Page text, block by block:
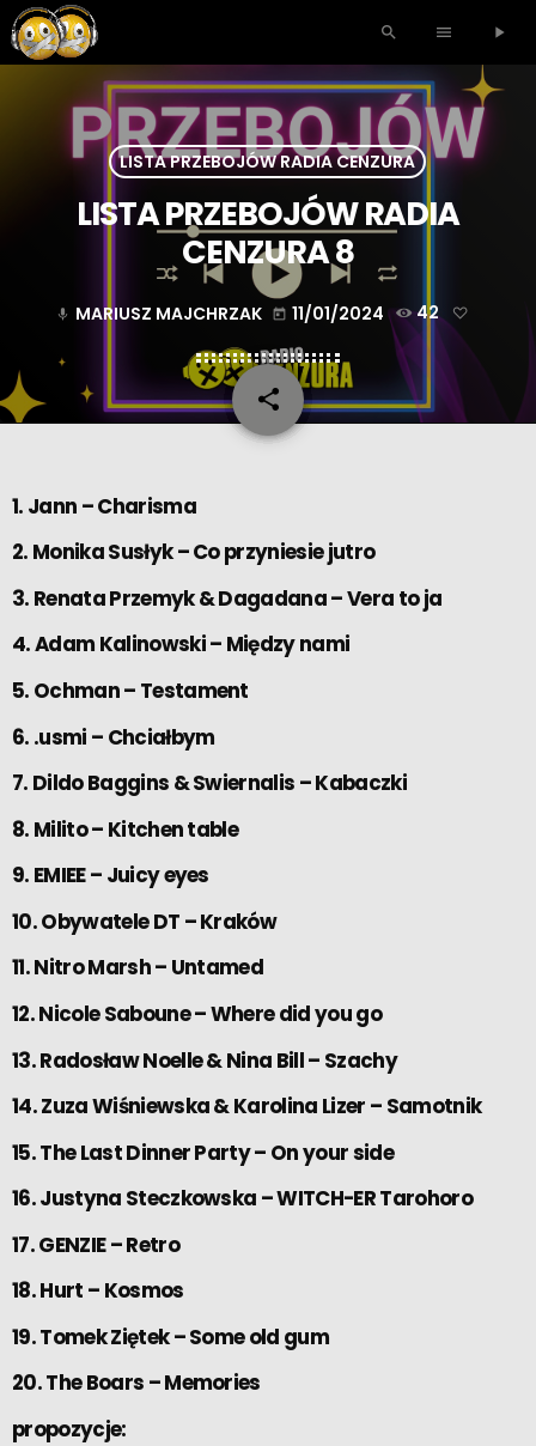
search menu play_arrow
LISTA PRZEBOJÓW RADIA CENZURA
LISTA PRZEBOJÓW RADIA
CENZURA 8
mic MARIUSZ MAJCHRZAK today 11/01/2024 42
share
email
1. Jann – Charisma
2. Monika Susłyk – Co przyniesie jutro
3. Renata Przemyk & Dagadana – Vera to ja
4. Adam Kalinowski – Między nami
5. Ochman – Testament
6. .usmi – Chciałbym
7. Dildo Baggins & Swiernalis – Kabaczki
8. Milito – Kitchen table
9. EMIEE – Juicy eyes
10. Obywatele DT – Kraków
11. Nitro Marsh – Untamed
12. Nicole Saboune – Where did you go
13. Radosław Noelle & Nina Bill – Szachy
14. Zuza Wiśniewska & Karolina Lizer – Samotnik
15. The Last Dinner Party – On your side
16. Justyna Steczkowska – WITCH-ER Tarohoro
17. GENZIE – Retro
18. Hurt – Kosmos
19. Tomek Ziętek – Some old gum
20. The Boars – Memories
propozycje: